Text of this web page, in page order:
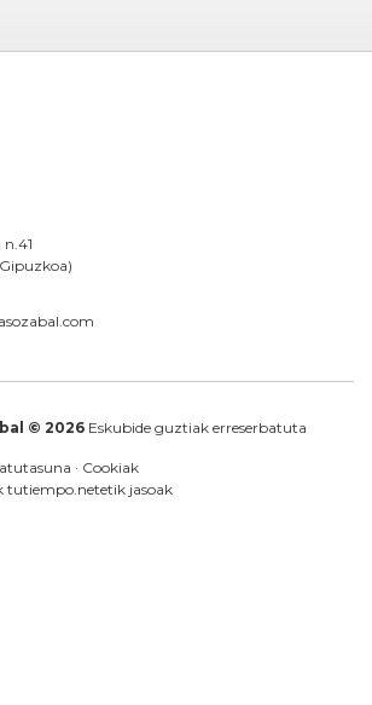
© 2026 Eskubide guztiak erreserbatuta
· Cookiak
tutiempo.netetik jasoak